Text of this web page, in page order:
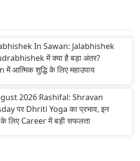
In Sawan: Jalabhishek
में क्या है बड़ा अंतर?
में आत्मिक शुद्धि के लिए महाउपाय
2026 Rashifal: Shravan
पर Dhriti Yoga का प्रभाव, इन
के लिए Career में बड़ी सफलता